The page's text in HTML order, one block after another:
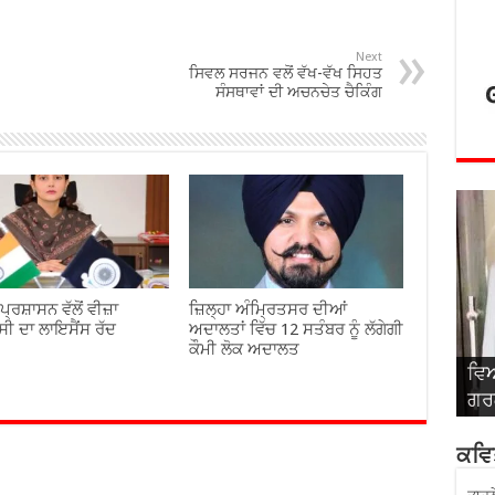
Next
ਸਿਵਲ ਸਰਜਨ ਵਲੋਂ ਵੱਖ-ਵੱਖ ਸਿਹਤ
ਸੰਸਥਾਵਾਂ ਦੀ ਅਚਨਚੇਤ ਚੈਕਿੰਗ
ਵੱਲੋਂ ਵੀਜ਼ਾ
ਦਾ ਲਾਇਸੈਂਸ ਰੱਦ
ਜ਼ਿਲ੍ਹਾ ਅੰਮ੍ਰਿਤਸਰ ਦੀਆਂ
ਅਦਾਲਤਾਂ ਵਿੱਚ 12 ਸਤੰਬਰ ਨੂੰ ਲੱਗੇਗੀ
ਕੌਮੀ ਲੋਕ ਅਦਾਲਤ